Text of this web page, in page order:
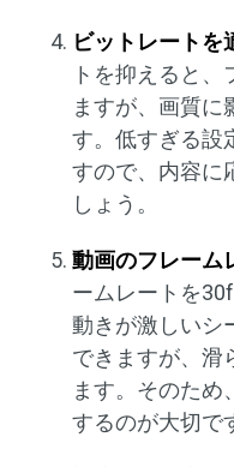
ビットレートを
トを抑えると、
ますが、画質に
す。低すぎる設
すので、内容に
しょう。
動画のフレーム
ームレートを
動きが激しいシ
できますが、滑
ます。そのため
するのが大切で